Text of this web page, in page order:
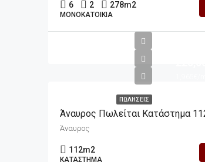
6 2 278m2
ΜΟΝΟΚΑΤΟΙΚΊΑ
ΠΩΛΉΣΕΙΣ
Άναυρος
112m2
ΚΑΤΆΣΤΗΜΑ